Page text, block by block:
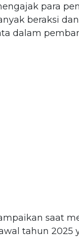
para
beraksi
dalam
saat
tahun 2025